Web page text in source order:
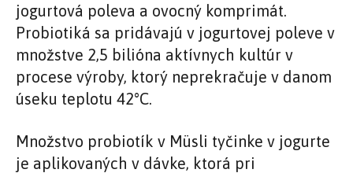
jogurtová poleva a ovocný komprimát.
Probiotiká sa pridávajú v jogurtovej poleve v
množstve 2,5 bilióna aktívnych kultúr v
procese výroby, ktorý neprekračuje v danom
úseku teplotu 42°C.
Množstvo probiotík v Müsli tyčinke v jogurte
je aplikovaných v dávke, ktorá pri